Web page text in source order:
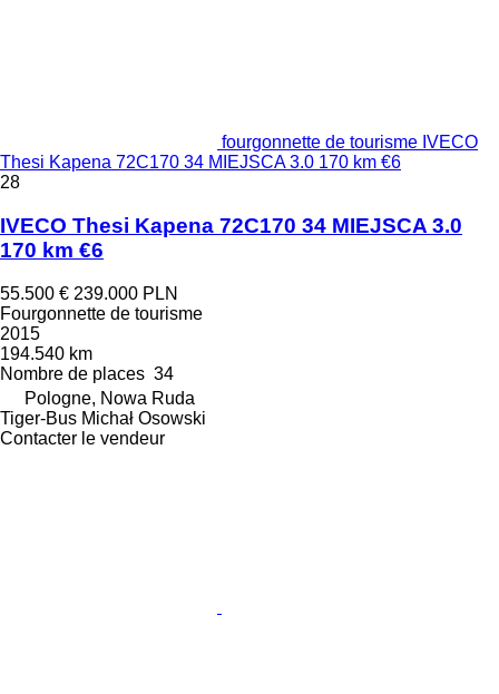
fourgonnette de tourisme IVECO
Thesi Kapena 72C170 34 MIEJSCA 3.0 170 km €6
28
IVECO Thesi Kapena 72C170 34 MIEJSCA 3.0
170 km €6
55.500 € 239.000 PLN
Fourgonnette de tourisme
2015
194.540 km
Nombre de places 34
Pologne, Nowa Ruda
Tiger-Bus Michał Osowski
Contacter le vendeur